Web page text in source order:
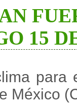
15
para
México